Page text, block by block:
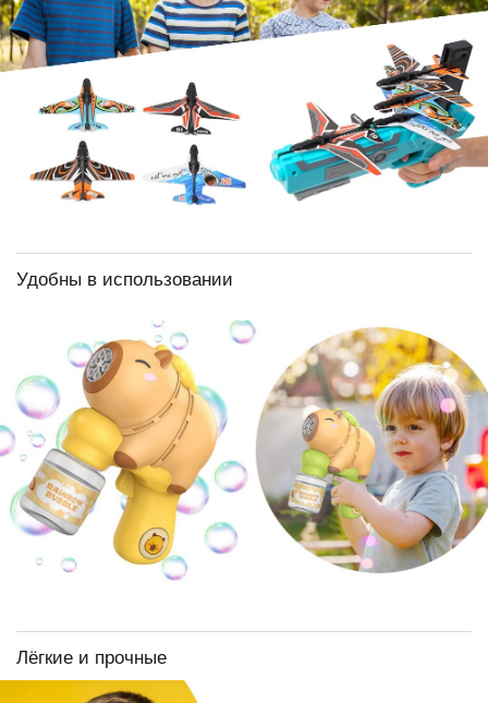
Удобны в использовании
Лёгкие и прочные